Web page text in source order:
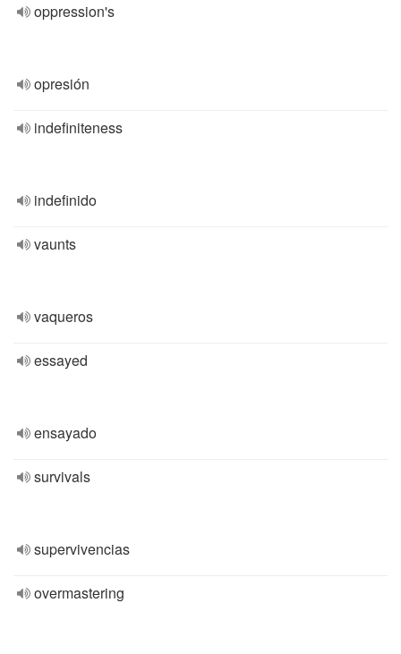
oppression's
opresión
indefiniteness
indefinido
vaunts
vaqueros
essayed
ensayado
survivals
supervivencias
overmastering